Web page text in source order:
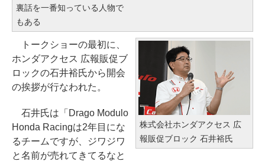
裏話を一番知っている人物で
もある
株式会社ホンダアクセス 広
報販促ブロック 石井裕氏
トークショーの最初に、
ホンダアクセス 広報販促ブ
ロックの石井裕氏から開会
の挨拶が行なわれた。
石井氏は「Drago Modulo
Honda Racingは2年目にな
るチームですが、ジワジワ
と名前が売れてきてるなと